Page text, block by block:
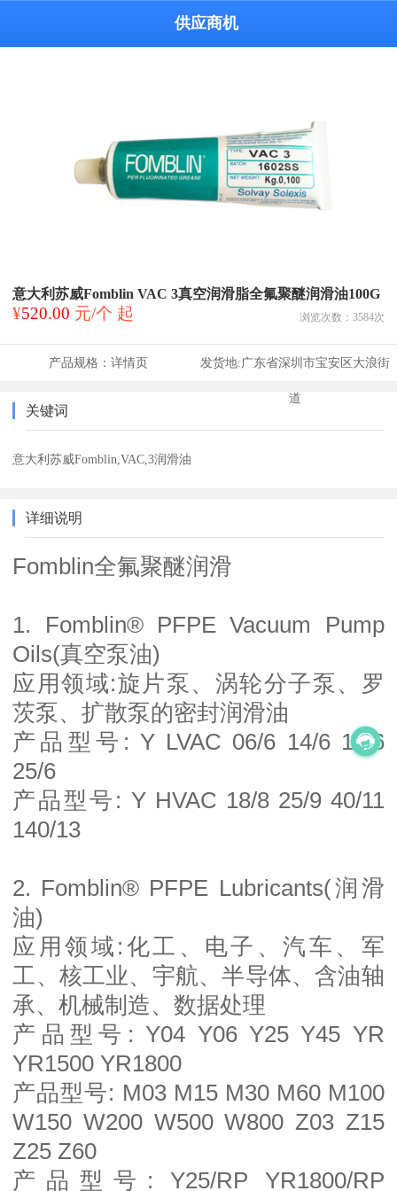
供应商机
意大利苏威Fomblin VAC 3真空润滑脂全氟聚醚润滑油100G
¥520.00 元/个 起 浏览次数： 3584次
产品规格： 详情页 发货地:广东省深圳市宝安区大浪街
道
关键词
意大利苏威Fomblin,VAC,3润滑油
详细说明
Fomblin全氟聚醚润滑
1. Fomblin® PFPE Vacuum Pump
Oils(真空泵油)
应用领域:旋片泵、涡轮分子泵、罗
茨泵、扩散泵的密封润滑油
产品型号: Y LVAC 06/6 14/6 16/6
25/6
产品型号: Y HVAC 18/8 25/9 40/11
140/13
2. Fomblin® PFPE Lubricants(润滑
油)
应用领域:化工、电子、汽车、军
工、核工业、宇航、半导体、含油轴
承、机械制造、数据处理
产品型号: Y04 Y06 Y25 Y45 YR
YR1500 YR1800
产品型号: M03 M15 M30 M60 M100
W150 W200 W500 W800 Z03 Z15
Z25 Z60
产品型号: Y25/RP YR1800/RP